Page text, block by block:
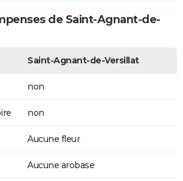
de Saint-Agnant-de-
Saint-Agnant-de-Versillat
non
non
Aucune fleur
Aucune arobase